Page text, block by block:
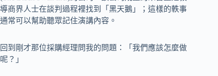
導商界人士在談判過程裡找到「黑天鵝」；這樣的軼事
通常可以幫助聽眾記住演講內容。
回到剛才那位採購經理問我的問題：「我們應該怎麼做
呢？」